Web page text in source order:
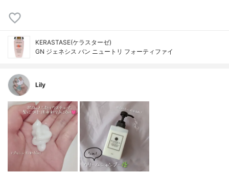
KERASTASE(ケラスターゼ)
GN ジェネシス バン ニュートリ フォーティファイ
Lily